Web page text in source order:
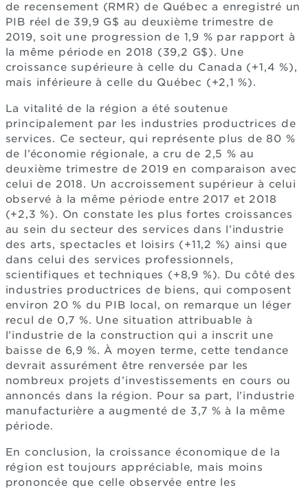
de recensement (RMR) de Québec a enregistré un
PIB réel de 39,9 G$ au deuxième trimestre de
2019, soit une progression de 1,9 % par rapport à
la même période en 2018 (39,2 G$). Une
croissance supérieure à celle du Canada (+1,4 %),
mais inférieure à celle du Québec (+2,1 %).
La vitalité de la région a été soutenue
principalement par les industries productrices de
services. Ce secteur, qui représente plus de 80 %
de l’économie régionale, a cru de 2,5 % au
deuxième trimestre de 2019 en comparaison avec
celui de 2018. Un accroissement supérieur à celui
observé à la même période entre 2017 et 2018
(+2,3 %). On constate les plus fortes croissances
au sein du secteur des services dans l’industrie
des arts, spectacles et loisirs (+11,2 %) ainsi que
dans celui des services professionnels,
scientifiques et techniques (+8,9 %). Du côté des
industries productrices de biens, qui composent
environ 20 % du PIB local, on remarque un léger
recul de 0,7 %. Une situation attribuable à
l’industrie de la construction qui a inscrit une
baisse de 6,9 %. À moyen terme, cette tendance
devrait assurément être renversée par les
nombreux projets d’investissements en cours ou
annoncés dans la région. Pour sa part, l’industrie
manufacturière a augmenté de 3,7 % à la même
période.
En conclusion, la croissance économique de la
région est toujours appréciable, mais moins
prononcée que celle observée entre les